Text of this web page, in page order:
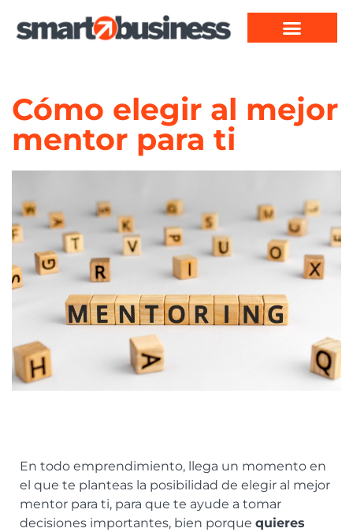
Cómo elegir al mejor
mentor para ti
En todo emprendimiento, llega un momento en
el que te planteas la posibilidad de elegir al mejor
mentor para ti, para que te ayude a tomar
decisiones importantes, bien porque quieres